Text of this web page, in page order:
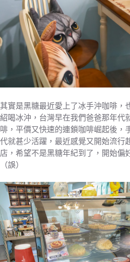
其實是黑糖最近愛上了冰手沖咖啡，
紹喝冰沖，台灣早在我們爸爸那年代
啡，平價又快速的連鎖咖啡崛起後，
代就甚少活躍，最近感覺又開始流行
店，希望不是黑糖年紀到了，開始偏
（誤）